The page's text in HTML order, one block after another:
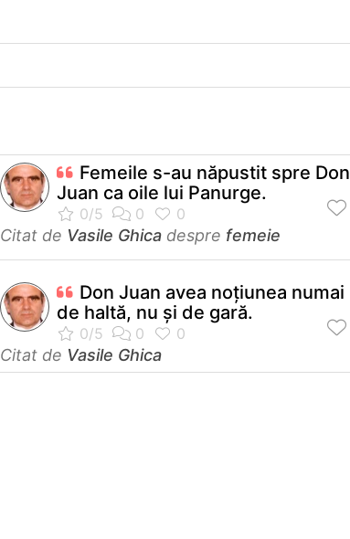
Femeile s-au năpustit spre Don
Juan ca oile lui Panurge.
Citat de Vasile Ghica despre femeie
Don Juan avea noţiunea numai
de haltă, nu şi de gară.
Citat de Vasile Ghica